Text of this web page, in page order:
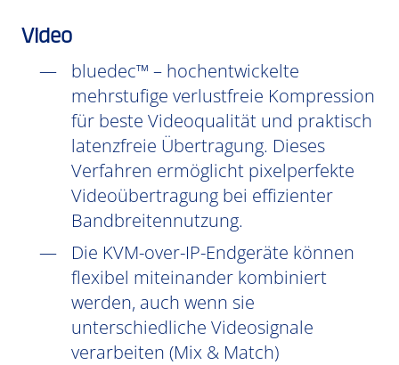
Video
bluedec™ – hochentwickelte
mehrstufige verlustfreie Kompression
für beste Videoqualität und praktisch
latenzfreie Übertragung. Dieses
Verfahren ermöglicht pixelperfekte
Videoübertragung bei effizienter
Bandbreitennutzung.
Die KVM-over-IP-Endgeräte können
flexibel miteinander kombiniert
werden, auch wenn sie
unterschiedliche Videosignale
verarbeiten (Mix & Match)